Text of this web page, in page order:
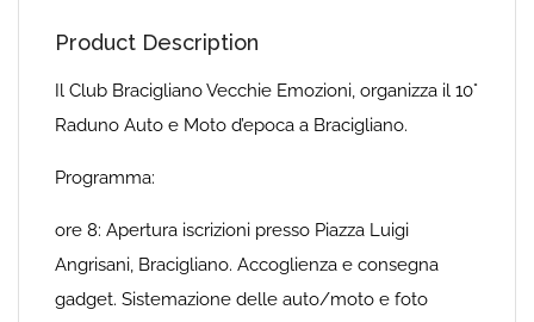
Product Description
Il Club Bracigliano Vecchie Emozioni, organizza il 10°
Raduno Auto e Moto d’epoca a Bracigliano.
Programma:
ore 8: Apertura iscrizioni presso Piazza Luigi
Angrisani, Bracigliano. Accoglienza e consegna
gadget. Sistemazione delle auto/moto e foto